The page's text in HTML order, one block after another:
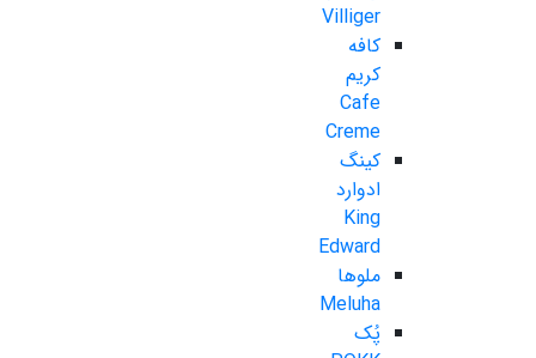
Villiger
کافه
کریم
Cafe
Creme
کینگ
ادوارد
King
Edward
ملوها
Meluha
پُک